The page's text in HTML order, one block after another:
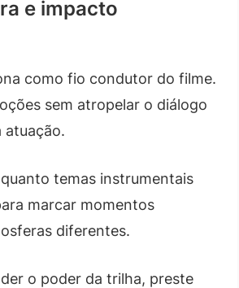
e impacto
como fio condutor do filme.
sem atropelar o diálogo
atuação.
temas instrumentais
marcar momentos
diferentes.
o poder da trilha, preste